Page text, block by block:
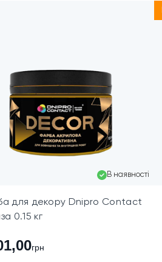
В наявності
для декору Dnipro Contact
0.15 кг
грн